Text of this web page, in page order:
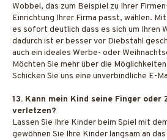
Wobbel, das zum Beispiel zu Ihrer
Einrichtung Ihrer Firma passt, wählen.
es sofort deutlich dass es sich um Ihren
dadurch ist er besser vor Diebstahl
auch ein ideales Werbe- oder
Möchten Sie mehr über die
Schicken Sie uns eine unverbindliche E-
13. Kann mein Kind seine Finger oder
verletzen?
Lassen Sie Ihre Kinder beim Spiel mit
gewöhnen Sie Ihre Kinder langsam an